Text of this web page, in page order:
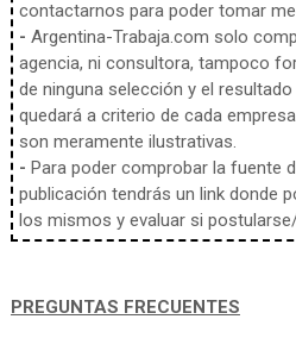
contactarnos para poder tomar
- Argentina-Trabaja.com solo
agencia, ni consultora, tampoco
de ninguna selección y el
quedará a criterio de cada
son meramente ilustrativas.
- Para poder comprobar la fuente
publicación tendrás un link donde
los mismos y evaluar si
PREGUNTAS FRECUENTES